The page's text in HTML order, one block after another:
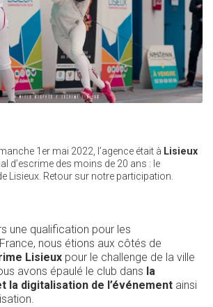
1er mai 2022, l’agence était à Lisieux
d’escrime des moins de 20 ans : le
Lisieux. Retour sur notre participation.
une qualification pour les
nous étions aux côtés de
Lisieux pour le challenge de la ville
avons épaulé le club dans la
la digitalisation de l’événement ainsi